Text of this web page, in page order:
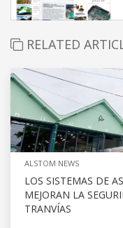
RELATED
ALSTOM NEWS
LOS SISTEMAS DE
MEJORAN LA
TRANVÍAS